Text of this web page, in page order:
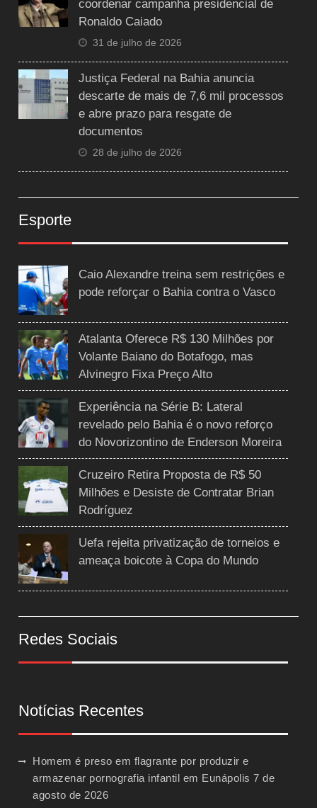
coordenar campanha presidencial de
Ronaldo Caiado
31 de julho de 2026
Justiça Federal na Bahia anuncia
descarte de mais de 7,6 mil processos
e abre prazo para resgate de
documentos
28 de julho de 2026
Esporte
Caio Alexandre treina sem restrições e
pode reforçar o Bahia contra o Vasco
Atalanta Oferece R$ 130 Milhões por
Volante Baiano do Botafogo, mas
Alvinegro Fixa Preço Alto
Experiência na Série B: Lateral
revelado pelo Bahia é o novo reforço
do Novorizontino de Enderson Moreira
Cruzeiro Retira Proposta de R$ 50
Milhões e Desiste de Contratar Brian
Rodríguez
Uefa rejeita privatização de torneios e
ameaça boicote à Copa do Mundo
Redes Sociais
Notícias Recentes
Homem é preso em flagrante por produzir e
armazenar pornografia infantil em Eunápolis 7 de
agosto de 2026